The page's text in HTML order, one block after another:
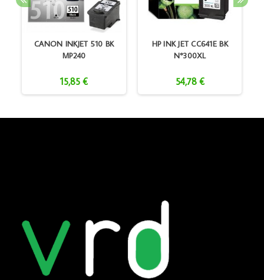
CANON INKJET 510 BK
MP240
15,85 €
HP INK JET CC641E BK
N°300XL
54,78 €